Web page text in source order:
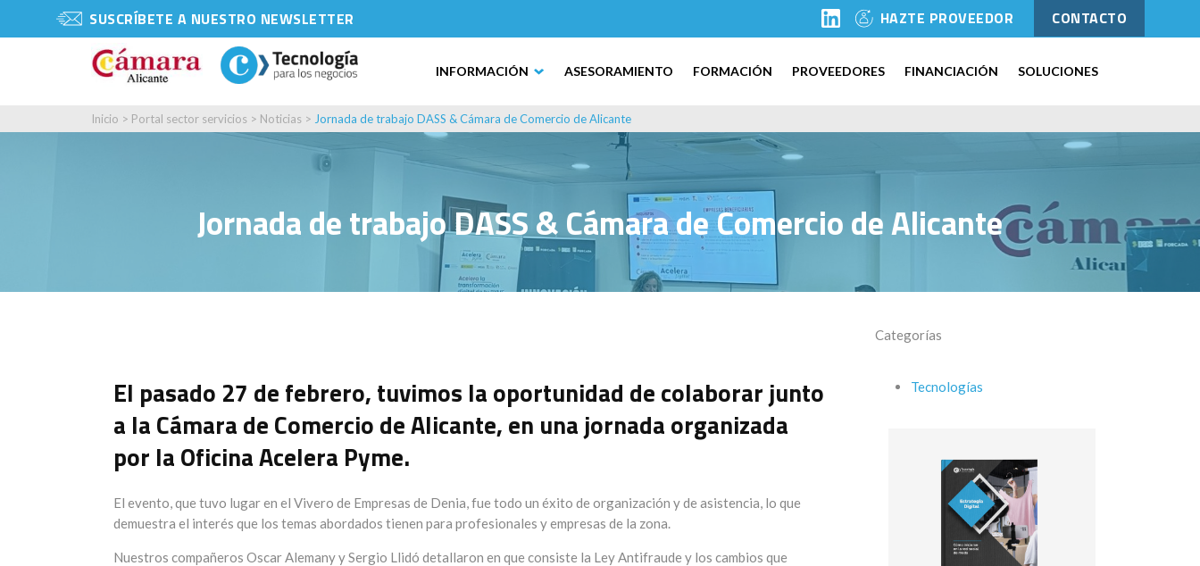
SUSCRÍBETE A NUESTRO NEWSLETTER HAZTE PROVEEDOR CONTACTO
INFORMACIÓN ASESORAMIENTO FORMACIÓN PROVEEDORES FINANCIACIÓN SOLUCIONES
Inicio > Portal sector servicios > Noticias > Jornada de trabajo DASS & Cámara de Comercio de Alicante
Jornada de trabajo DASS & Cámara de Comercio de Alicante
El pasado 27 de febrero, tuvimos la oportunidad de colaborar junto
a la Cámara de Comercio de Alicante, en una jornada organizada
por la Oficina Acelera Pyme.
El evento, que tuvo lugar en el Vivero de Empresas de Denia, fue todo un éxito de organización y de asistencia, lo que
demuestra el interés que los temas abordados tienen para profesionales y empresas de la zona.
Nuestros compañeros Oscar Alemany y Sergio Llidó detallaron en que consiste la Ley Antifraude y los cambios que
Categorías
Tecnologías